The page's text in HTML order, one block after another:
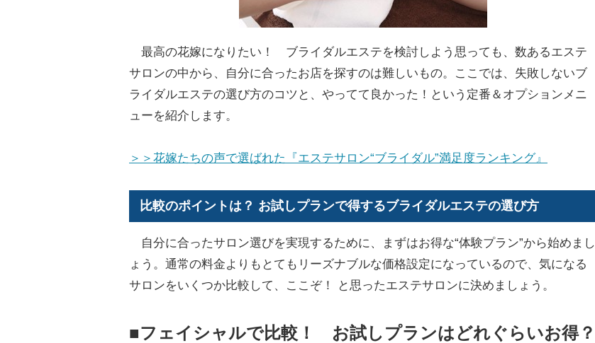
最高の花嫁になりたい！ ブライダルエステを検討しよう思っても、数あるエステ
サロンの中から、自分に合ったお店を探すのは難しいもの。ここでは、失敗しないブ
ライダルエステの選び方のコツと、やってて良かった！という定番＆オプションメニ
ューを紹介します。
＞＞花嫁たちの声で選ばれた『エステサロン“ブライダル”満足度ランキング』
比較のポイントは？ お試しプランで得するブライダルエステの選び方
自分に合ったサロン選びを実現するために、まずはお得な“体験プラン”から始めまし
ょう。通常の料金よりもとてもリーズナブルな価格設定になっているので、気になる
サロンをいくつか比較して、ここぞ！ と思ったエステサロンに決めましょう。
■フェイシャルで比較！ お試しプランはどれぐらいお得？